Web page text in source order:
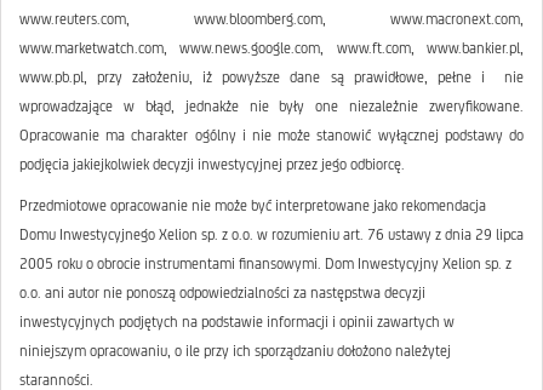
www.reuters.com, www.bloomberg.com, www.macronext.com,
www.marketwatch.com, www.news.google.com, www.ft.com, www.bankier.pl,
www.pb.pl, przy założeniu, iż powyższe dane są prawidłowe, pełne i nie
wprowadzające w błąd, jednakże nie były one niezależnie zweryfikowane.
Opracowanie ma charakter ogólny i nie może stanowić wyłącznej podstawy do
podjęcia jakiejkolwiek decyzji inwestycyjnej przez jego odbiorcę.
Przedmiotowe opracowanie nie może być interpretowane jako rekomendacja
Domu Inwestycyjnego Xelion sp. z o.o. w rozumieniu art. 76 ustawy z dnia 29 lipca
2005 roku o obrocie instrumentami finansowymi. Dom Inwestycyjny Xelion sp. z
o.o. ani autor nie ponoszą odpowiedzialności za następstwa decyzji
inwestycyjnych podjętych na podstawie informacji i opinii zawartych w
niniejszym opracowaniu, o ile przy ich sporządzaniu dołożono należytej
staranności.